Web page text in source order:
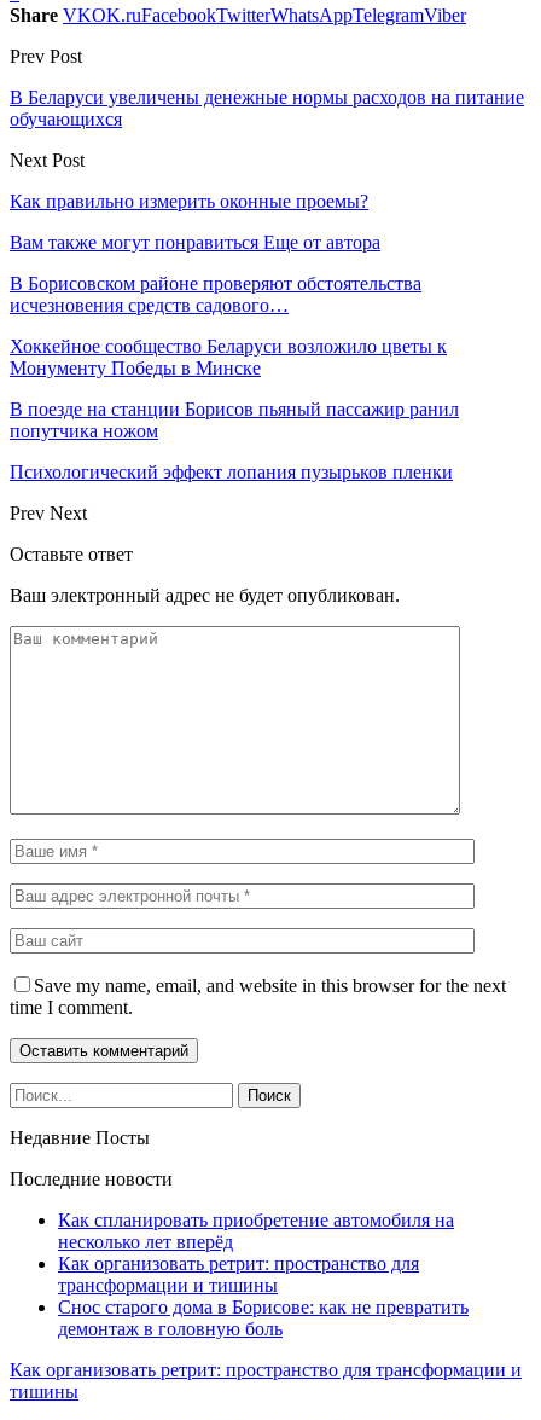
Share VKOK.ruFacebookTwitterWhatsAppTelegramViber
Prev Post
В Беларуси увеличены денежные нормы расходов на питание
обучающихся
Next Post
Как правильно измерить оконные проемы?
Вам также могут понравиться Еще от автора
В Борисовском районе проверяют обстоятельства
исчезновения средств садового…
Хоккейное сообщество Беларуси возложило цветы к
Монументу Победы в Минске
В поезде на станции Борисов пьяный пассажир ранил
попутчика ножом
Психологический эффект лопания пузырьков пленки
Prev Next
Оставьте ответ
Ваш электронный адрес не будет опубликован.
Save my name, email, and website in this browser for the next
time I comment.
Недавние Посты
Последние новости
Как спланировать приобретение автомобиля на
несколько лет вперёд
Как организовать ретрит: пространство для
трансформации и тишины
Снос старого дома в Борисове: как не превратить
демонтаж в головную боль
Как организовать ретрит: пространство для трансформации и
тишины